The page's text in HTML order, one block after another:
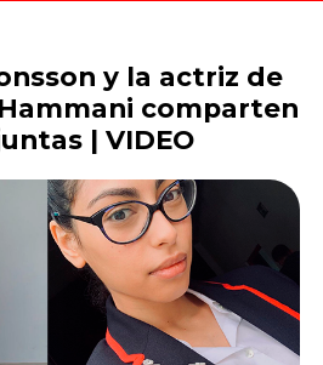
y la actriz de
Hammani comparten
| VIDEO